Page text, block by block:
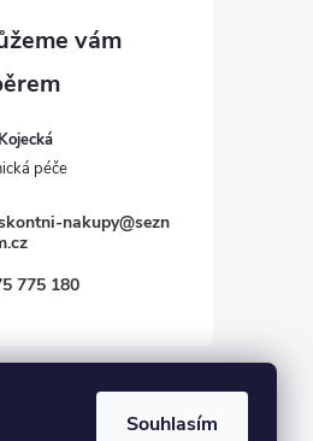
Souhlasím
nakupy@sezn
775 180